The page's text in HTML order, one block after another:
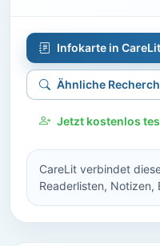
Infokarte in
Ähnliche
Jetzt kostenlos
CareLit verbindet
Readerlisten,